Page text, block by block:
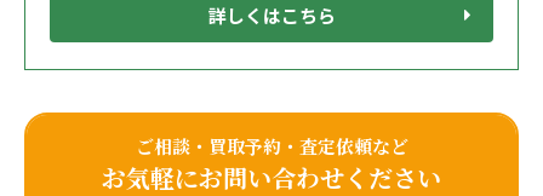
詳しくはこちら
ご相談・買取予約・査定依頼など
お気軽にお問い合わせください